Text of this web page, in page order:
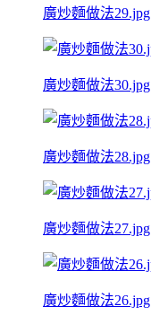
廣炒麵做法29.jpg
廣炒麵做法30.jpg
廣炒麵做法28.jpg
廣炒麵做法27.jpg
廣炒麵做法26.jpg